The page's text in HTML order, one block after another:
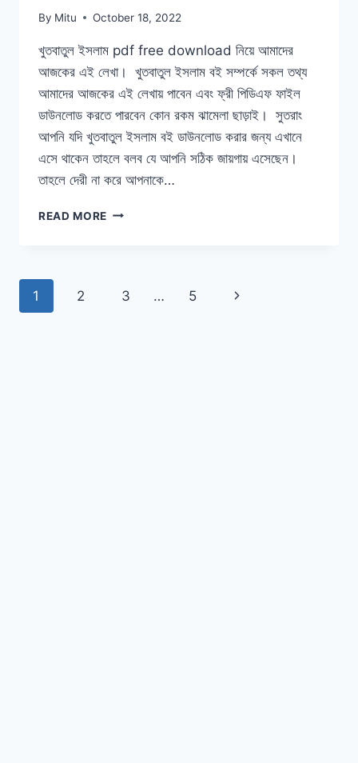
By Mitu October 18, 2022
খুতবাতুল ইসলাম pdf free download নিয়ে আমাদের
আজকের এই লেখা। খুতবাতুল ইসলাম বই সম্পর্কে সকল তথ্য
আমাদের আজকের এই লেখায় পাবেন এবং ফ্রী পিডিএফ ফাইল
ডাউনলোড করতে পারবেন কোন রকম ঝামেলা ছাড়াই। সুতরাং
আপনি যদি খুতবাতুল ইসলাম বই ডাউনলোড করার জন্য এখানে
এসে থাকেন তাহলে বলব যে আপনি সঠিক জায়গায় এসেছেন।
তাহলে দেরী না করে আপনাকে…
READ MORE খুতবাতুল
Page
1 2 3 … 5
Next